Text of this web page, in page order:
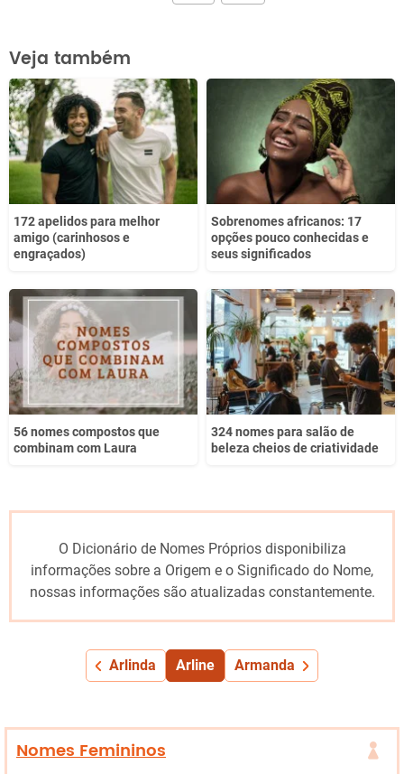
Este conteúdo contém informação incorreta
Este conteúdo não tem a informação que procuro
Outro
Veja também
172 apelidos para melhor
amigo (carinhosos e
engraçados)
Sobrenomes africanos: 17
opções pouco conhecidas e
seus significados
56 nomes compostos que
combinam com Laura
324 nomes para salão de
beleza cheios de criatividade
O Dicionário de Nomes Próprios disponibiliza
informações sobre a Origem e o Significado do Nome,
nossas informações são atualizadas constantemente.
Arlinda Arline Armanda
Nomes Femininos